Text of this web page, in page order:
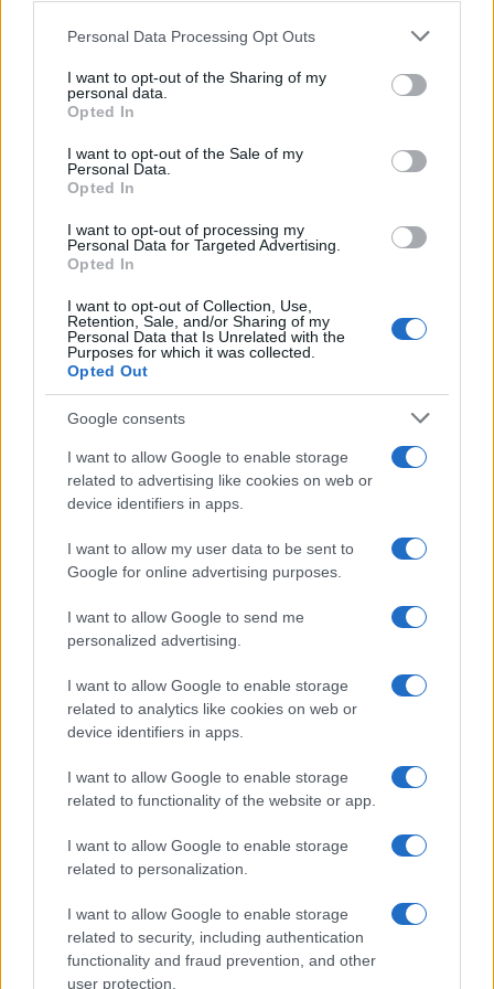
Please note that this website/app uses one or more Google
not limited to your visit or usage behaviour. You may click to
grant or deny consent to Google and its third-party tags to
use your data for below specified purposes in below Google
consent section.
Personal Data Processing Opt Outs
I want to opt-out of the Sharing of my
personal data.
Opted In
I want to opt-out of the Sale of my
Personal Data.
Opted In
I want to opt-out of processing my
Personal Data for Targeted Advertising.
Opted In
I want to opt-out of Collection, Use,
Retention, Sale, and/or Sharing of my
Personal Data that Is Unrelated with the
Purposes for which it was collected.
Opted Out
Google consents
I want to allow Google to enable storage
related to advertising like cookies on web or
device identifiers in apps.
I want to allow my user data to be sent to
Google for online advertising purposes.
I want to allow Google to send me
personalized advertising.
I want to allow Google to enable storage
related to analytics like cookies on web or
device identifiers in apps.
I want to allow Google to enable storage
related to functionality of the website or app.
I want to allow Google to enable storage
related to personalization.
I want to allow Google to enable storage
related to security, including authentication
functionality and fraud prevention, and other
user protection.
AUTORE
Redazione Sport Magazine
Continua a leggere